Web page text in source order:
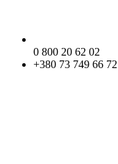
0 800 20 62 02
+380 73 749 66 72